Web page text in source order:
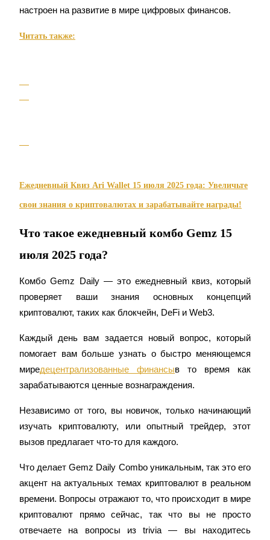
USDC фьючерсы
Копирование торговли
Станьте копи-трейдером
Наслаждайтесь распределением прибыли и комиссиями
за копи-трейдинг
Информация
Анализ больших данных, включая торговую информацию
настроен на развитие в мире цифровых финансов.
Читать также:
Ежедневный Квиз Ari Wallet 15 июля 2025 года: Увеличьте
свои знания о криптовалютах и зарабатывайте награды!
Что такое ежедневный комбо Gemz 15
июля 2025 года?
Комбо Gemz Daily — это ежедневный квиз, который
проверяет ваши знания основных концепций
криптовалют, таких как блокчейн, DeFi и Web3.
Каждый день вам задается новый вопрос, который
помогает вам больше узнать о быстро меняющемся
миредецентрализованные финансыв то время как
зарабатываются ценные вознаграждения.
Независимо от того, вы новичок, только начинающий
изучать криптовалюту, или опытный трейдер, этот
вызов предлагает что-то для каждого.
Что делает Gemz Daily Combo уникальным, так это его
акцент на актуальных темах криптовалют в реальном
времени. Вопросы отражают то, что происходит в мире
криптовалют прямо сейчас, так что вы не просто
отвечаете на вопросы из trivia — вы находитесь